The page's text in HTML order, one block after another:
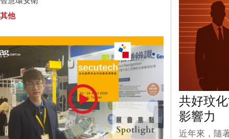
其他
共好玟
影響力
近年來，隨